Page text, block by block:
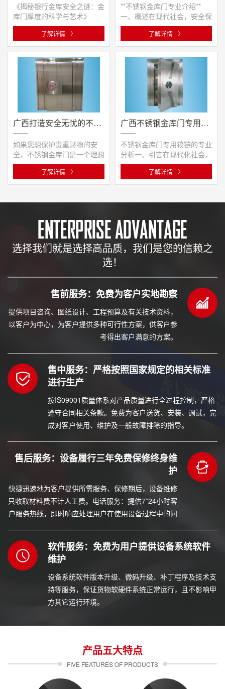
《揭秘银行金库安全之谜：金
库门厚度的科学与艺术》
一、引言 在金融安全领域，
了解详情 〉
**不锈钢金库门专业介绍**
一、概述在现代社会，安全保
障的体系已经发展到了极为严
了解详情 〉
广西打造安全无忧的不锈钢金库门，选择专业生产厂家
如果您想保护贵重财物的安
全，不锈钢金库门是一个理想
的选择。作为专业生产厂家，
了解详情 〉
广西不锈钢金库门专用铰链
不锈钢金库门专用铰链的专业
分析一、引言在现代化社会，
随着科技的发展和社会的进
了解详情 〉
选择我们就是选择高品质，我们是您的信赖之
选！
售前服务：免费为客户实地勘察
提供项目咨询、图纸设计、工程预算及有关技术资料，
以客户为中心，为客户提供多种可行性方案，供客户参
考得出客户满意的方案。
售中服务：严格按照国家规定的相关标准
进行生产
按IS09001质量体系对产品质量进行全过程控制，严格
遵守合同相关条款。免费为客户送货、安装、调试，完
成对客户使用、维护及一般故障排除的指导。
售后服务：设备履行三年免费保修终身维
护
快捷迅速地为客户提供所需服务、保修期后，设备维修
只收取材料费不计人工费。电话服务：提供7*24小时客
户服务热线，即时响应处理用户在使用设备过程中的问
软件服务：免费为用户提供设备系统软件
维护
设备系统软件版本升级、微码升级、补丁程序及技术支
持等服务，保证货物软硬件系统正常运行，且不影响甲
方其它运行环境。
产品五大特点
FIVE FEATURES OF PRODUCTS